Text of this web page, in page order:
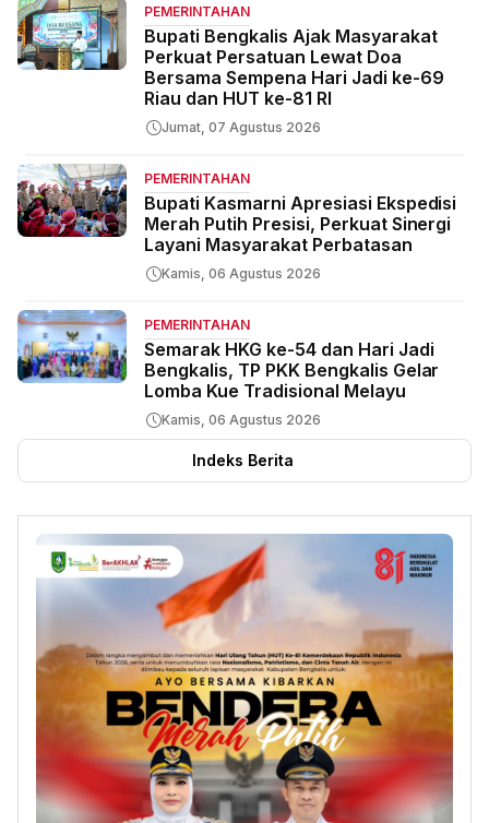
PEMERINTAHAN
Bupati Bengkalis Ajak Masyarakat
Perkuat Persatuan Lewat Doa
Bersama Sempena Hari Jadi ke-69
Riau dan HUT ke-81 RI
Jumat, 07 Agustus 2026
PEMERINTAHAN
Bupati Kasmarni Apresiasi Ekspedisi
Merah Putih Presisi, Perkuat Sinergi
Layani Masyarakat Perbatasan
Kamis, 06 Agustus 2026
PEMERINTAHAN
Semarak HKG ke-54 dan Hari Jadi
Bengkalis, TP PKK Bengkalis Gelar
Lomba Kue Tradisional Melayu
Kamis, 06 Agustus 2026
Indeks Berita